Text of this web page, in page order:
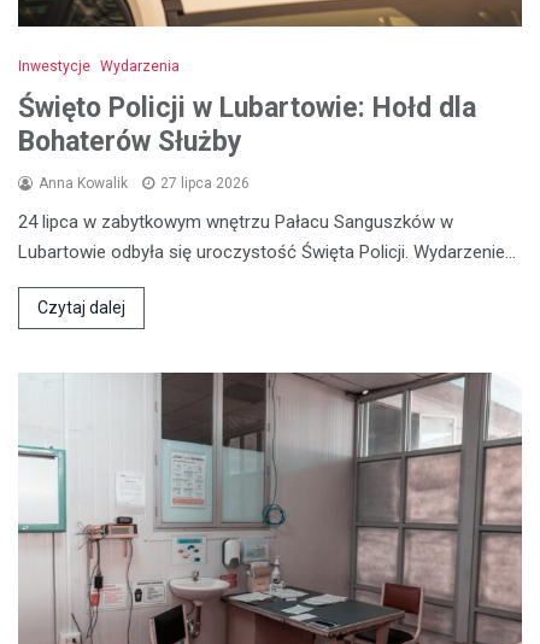
Inwestycje Wydarzenia
Święto Policji w Lubartowie: Hołd dla
Bohaterów Służby
Anna Kowalik 27 lipca 2026
24 lipca w zabytkowym wnętrzu Pałacu Sanguszków w
Lubartowie odbyła się uroczystość Święta Policji. Wydarzenie…
Czytaj dalej